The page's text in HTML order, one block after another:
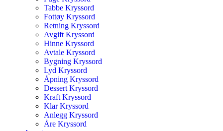
Tabbe Kryssord
Fottøy Kryssord
Retning Kryssord
Avgift Kryssord
Hinne Kryssord
Avtale Kryssord
Bygning Kryssord
Lyd Kryssord
Åpning Kryssord
Dessert Kryssord
Kraft Kryssord
Klar Kryssord
Anlegg Kryssord
Åre Kryssord